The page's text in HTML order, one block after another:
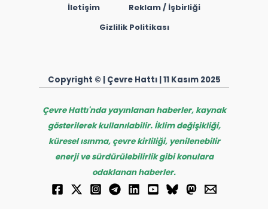
İletişim
Reklam / İşbirliği
Gizlilik Politikası
Copyright © | Çevre Hattı | 11 Kasım 2025
Çevre Hattı'nda yayınlanan haberler, kaynak
gösterilerek kullanılabilir. İklim değişikliği,
küresel ısınma, çevre kirliliği, yenilenebilir
enerji ve sürdürülebilirlik gibi konulara
odaklanan haberler.